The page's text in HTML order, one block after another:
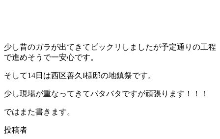
少し昔のガラが出てきてビックリしましたが予定通りの工程
で進めそうで一安心です。
そして14日は西区善久I様邸の地鎮祭です。
少し現場が重なってきてバタバタですが頑張ります！！！
ではまた書きます。
投稿者